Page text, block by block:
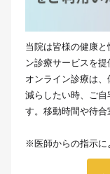
当院は皆様の健康
ン診療サービスを提
オンライン診療は
減らしたい時、ご自
す。移動時間や待合
※医師からの指示に